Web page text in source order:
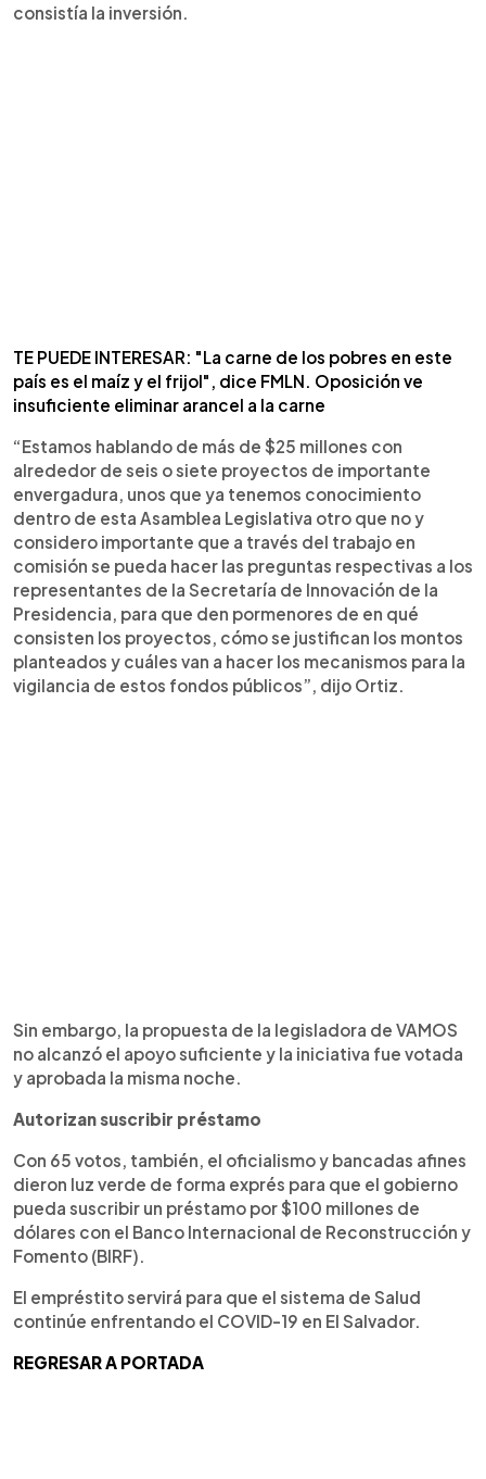
consistía la inversión.
TE PUEDE INTERESAR: "La carne de los pobres en este
país es el maíz y el frijol", dice FMLN. Oposición ve
insuficiente eliminar arancel a la carne
“Estamos hablando de más de $25 millones con
alrededor de seis o siete proyectos de importante
envergadura, unos que ya tenemos conocimiento
dentro de esta Asamblea Legislativa otro que no y
considero importante que a través del trabajo en
comisión se pueda hacer las preguntas respectivas a los
representantes de la Secretaría de Innovación de la
Presidencia, para que den pormenores de en qué
consisten los proyectos, cómo se justifican los montos
planteados y cuáles van a hacer los mecanismos para la
vigilancia de estos fondos públicos”, dijo Ortiz.
Sin embargo, la propuesta de la legisladora de VAMOS
no alcanzó el apoyo suficiente y la iniciativa fue votada
y aprobada la misma noche.
Autorizan suscribir préstamo
Con 65 votos, también, el oficialismo y bancadas afines
dieron luz verde de forma exprés para que el gobierno
pueda suscribir un préstamo por $100 millones de
dólares con el Banco Internacional de Reconstrucción y
Fomento (BIRF).
El empréstito servirá para que el sistema de Salud
continúe enfrentando el COVID-19 en El Salvador.
REGRESAR A PORTADA